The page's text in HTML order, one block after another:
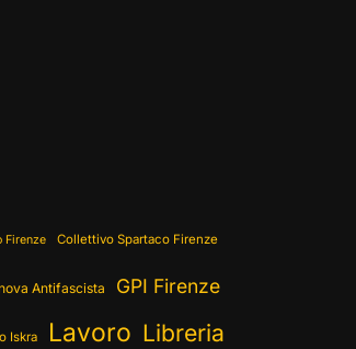
Firenze Collettivo Spartaco Firenze
Antifascista GPI Firenze
Iskra Lavoro Libreria